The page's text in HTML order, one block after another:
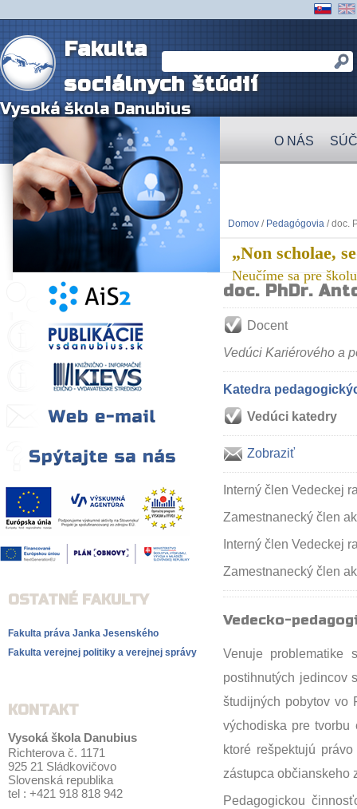
Fakulta
sociálnych štúdií
Vysoká škola Danubius
O NÁS
Domov / Pedagógovia / doc.
„Non scholae,
Neučíme sa pre
OSTATNÉ FAKULTY
Fakulta práva Janka Jesenského
Fakulta verejnej politiky a verejnej správy
KONTAKT
Vysoká škola Danubius
Richterova č. 1171
925 21 Sládkovičovo
Slovenská republika
tel : +421 918 818 942
doc. PhDr.
Docent
Vedúci Kariérového a
Katedra
Vedúci katedry
Zobraziť
Interný člen Vedeckej
Zamestnanecký člen
Interný člen Vedeckej
Zamestnanecký člen
Vedecko-
Venuje problematike
postihnutých jedincov
študijných pobytov vo
východiska pre tvorbu
ktoré rešpektujú
zástupca občianskeho
Pedagogickou